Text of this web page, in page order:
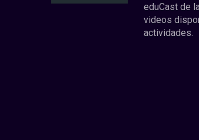
eduCast de
videos
actividades.